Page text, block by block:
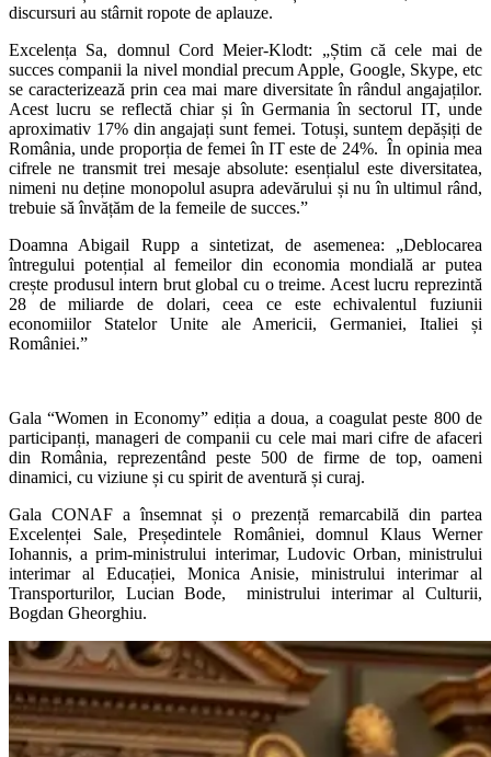
discursuri au stârnit ropote de aplauze.
Excelența Sa, domnul Cord Meier-Klodt: „Știm că cele mai de
succes companii la nivel mondial precum Apple, Google, Skype, etc
se caracterizează prin cea mai mare diversitate în rândul angajaților.
Acest lucru se reflectă chiar și în Germania în sectorul IT, unde
aproximativ 17% din angajați sunt femei. Totuși, suntem depășiți de
România, unde proporția de femei în IT este de 24%. În opinia mea
cifrele ne transmit trei mesaje absolute: esențialul este diversitatea,
nimeni nu deține monopolul asupra adevărului și nu în ultimul rând,
trebuie să învățăm de la femeile de succes.”
Doamna Abigail Rupp a sintetizat, de asemenea: „Deblocarea
întregului potențial al femeilor din economia mondială ar putea
crește produsul intern brut global cu o treime. Acest lucru reprezintă
28 de miliarde de dolari, ceea ce este echivalentul fuziunii
economiilor Statelor Unite ale Americii, Germaniei, Italiei și
României.”
Gala “Women in Economy” ediția a doua, a coagulat peste 800 de
participanți, manageri de companii cu cele mai mari cifre de afaceri
din România, reprezentând peste 500 de firme de top, oameni
dinamici, cu viziune și cu spirit de aventură și curaj.
Gala CONAF a însemnat și o prezență remarcabilă din partea
Excelenței Sale, Președintele României, domnul Klaus Werner
Iohannis, a prim-ministrului interimar, Ludovic Orban, ministrului
interimar al Educației, Monica Anisie, ministrului interimar al
Transporturilor, Lucian Bode, ministrului interimar al Culturii,
Bogdan Gheorghiu.